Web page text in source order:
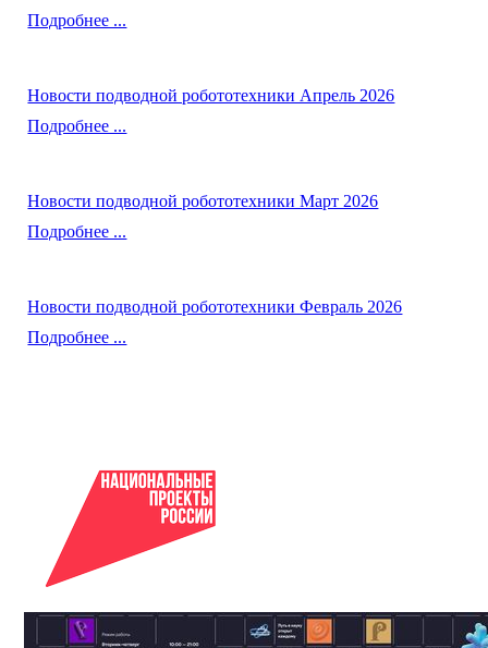
Подробнее ...
Новости подводной робототехники Апрель 2026
Подробнее ...
Новости подводной робототехники Март 2026
Подробнее ...
Новости подводной робототехники Февраль 2026
Подробнее ...